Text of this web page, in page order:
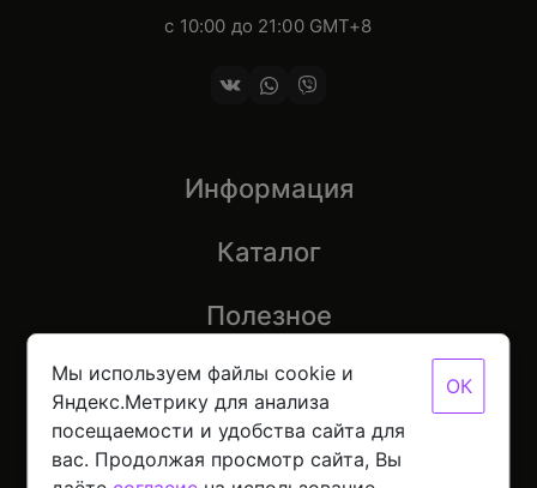
Мы используем файлы cookie и
Яндекс.Метрику для анализа
посещаемости и удобства сайта для
вас. Продолжая просмотр сайта, Вы
ОК
с 10:00 до 21:00 GMT+8
Информация
Каталог
Полезное
© 2026 Mobinot — Магазин низких цен на всю
цифровую технику